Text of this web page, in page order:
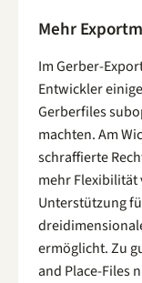
Mehr
Im Gerber-
Entwickler
Gerberfiles
machten. Am
schraffierte
mehr Flexibilität
Unterstützung
ermöglicht. Zu
and Place-Files